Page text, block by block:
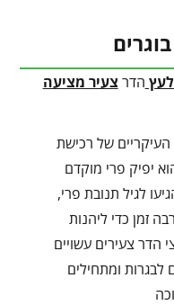
לעץ הדר צעיר מציעה
העיקריים של רכישת
יפיק פרי מוקדם
לגיל תנובת פרי,
זמן כדי ליהנות
הדר צעירים עשויים
ומתחילים